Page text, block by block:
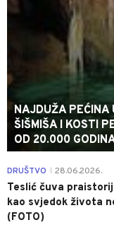
NAJDUŽA PEĆINA
ŠIŠMIŠA I KOSTI
OD 20.000
DRUŠTVO 28.06.2026.
Teslić čuva
kao svjedok života
(FOTO)